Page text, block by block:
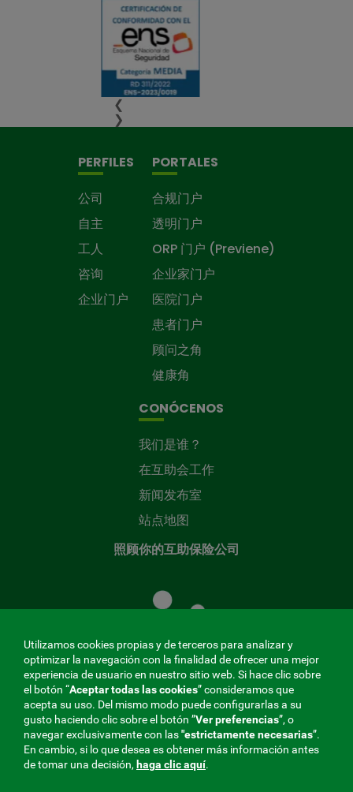
❮
❯
PERFILES
公司
自主
工人
咨询
企业门户
PORTALES
合规门户
透明门户
ORP 门户 (Previene)
企业家门户
医院门户
患者门户
顾问之角
健康角
CONÓCENOS
我们是谁？
在互助会工作
新闻发布室
站点地图
照顾你的互助保险公司
共
同
基
金
MENÚ
REDES
Utilizamos cookies propias y de terceros para analizar y
optimizar la navegación con la finalidad de ofrecer una mejor
experiencia de usuario en nuestro sitio web. Si hace clic sobre
el botón “Aceptar todas las cookies” consideramos que
acepta su uso. Del mismo modo puede configurarlas a su
gusto haciendo clic sobre el botón ”Ver preferencias”, o
navegar exclusivamente con las"estrictamentenecesarias”.
En cambio, si lo que desea es obtener más información antes
de tomar una decisión, haga clic aquí.